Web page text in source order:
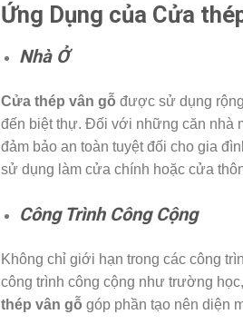
Ứng Dụng của Cửa
Nhà Ở
Cửa thép vân gỗ được sử dụng
đến biệt thự. Đối với những căn nhà
đảm bảo an toàn tuyệt đối cho gia
sử dụng làm cửa chính hoặc cửa
Công Trình Công Cộng
Không chỉ giới hạn trong các công
công trình công cộng như trường
thép vân gỗ góp phần tạo nên diện